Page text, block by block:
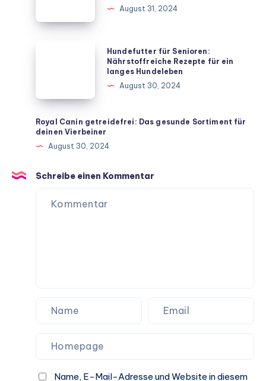
beliebtesten
August 31, 2024
Rezepte
für
ein
langes
Hundefutter für Senioren:
Nährstoffreiche Rezepte für ein
langes Hundeleben
August 30, 2024
Royal Canin getreidefrei: Das gesunde Sortiment für
deinen Vierbeiner
August 30, 2024
Schreibe einen Kommentar
Name, E-Mail-Adresse und Website in diesem